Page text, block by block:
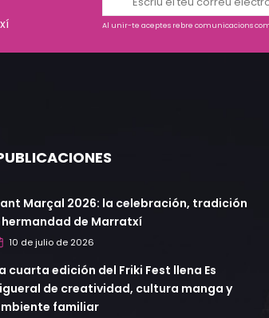
Al unir-te aceptes rebre comunicacions
Marçal 2026: la celebración, tradición
hermandad de Marratxí
10 de julio de 2026
cuarta edición del Friki Fest llena Es
de creatividad, cultura manga y
familiar